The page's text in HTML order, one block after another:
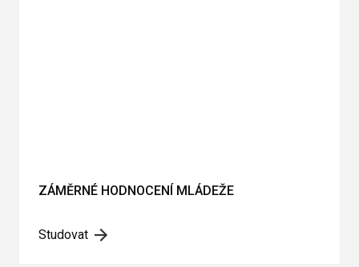
ZÁMĚRNÉ HODNOCENÍ MLÁDEŽE
Studovat